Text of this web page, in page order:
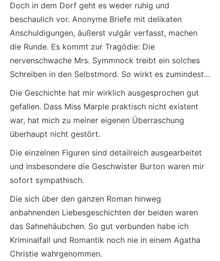
Doch in dem Dorf geht es weder ruhig und
beschaulich vor. Anonyme Briefe mit delikaten
Anschuldigungen, äußerst vulgär verfasst, machen
die Runde. Es kommt zur Tragödie: Die
nervenschwache Mrs. Symmnock treibt ein solches
Schreiben in den Selbstmord. So wirkt es zumindest…
Die Geschichte hat mir wirklich ausgesprochen gut
gefallen. Dass Miss Marple praktisch nicht existent
war, hat mich zu meiner eigenen Überraschung
überhaupt nicht gestört.
Die einzelnen Figuren sind detailreich ausgearbeitet
und insbesondere die Geschwister Burton waren mir
sofort sympathisch.
Die sich über den ganzen Roman hinweg
anbahnenden Liebesgeschichten der beiden waren
das Sahnehäubchen. So gut verbunden habe ich
Kriminalfall und Romantik noch nie in einem Agatha
Christie wahrgenommen.